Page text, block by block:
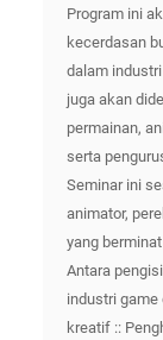
Program ini
kecerdasan
dalam
juga akan
permainan,
serta
Seminar ini
animator,
yang
Antara
industri game
kreatif ::